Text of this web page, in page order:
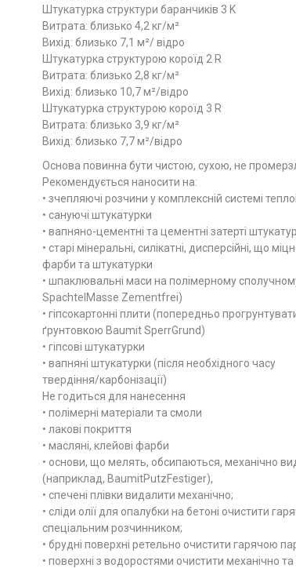
Штукатурка структури баранчиків 3 K
Витрата: близько 4,2 кг/м²
Вихід: близько 7,1 м²/ відро
Штукатурка структурою короїд 2 R
Витрата: близько 2,8 кг/м²
Вихід: близько 10,7 м²/відро
Штукатурка структурою короїд 3 R
Витрата: близько 3,9 кг/м²
Вихід: близько 7,7 м²/відро
Основа повинна бути чистою, сухою, не
Рекомендується наносити на:
• зчепляючі розчини у комплексній системі
• сануючі штукатурки
• вапняно-цементні та цементні затерті
• старі мінеральні, силікатні, дисперсійні, що
фарби та штукатурки
• шпаклювальні маси на полімерному
SpachtelMasse Zementfrei)
• гіпсокартонні плити (попередньо
ґрунтовкою Baumit SperrGrund)
• гіпсові штукатурки
• вапняні штукатурки (після необхідного часу
твердіння/карбонізації)
Не годиться для нанесення
• полімерні матеріали та смоли
• лакові покриття
• масляні, клейові фарби
• основи, що мелять, обсипаються, механічно
(наприклад, BaumitPutzFestiger),
• спечені плівки видалити механічно;
• сліди олії для опалубки на бетоні очистити
спеціальним розчинником;
• брудні поверхні ретельно очистити гарячою
• поверхні з водоростями очистити механічно